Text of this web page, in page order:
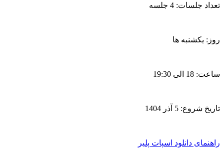
تعداد جلسات: 4 جلسه
روز: یکشنبه ها
ساعت: 18 الی 19:30
تاریخ شروع: 5 آذر 1404
راهنمای دانلود اسپات پلیر